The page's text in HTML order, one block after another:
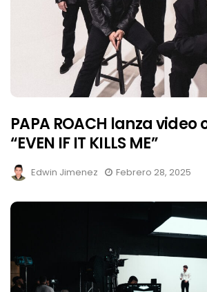
PAPA ROACH lanza
“EVEN IF IT KILLS ME”
Edwin Jimenez Febrero 28, 2025